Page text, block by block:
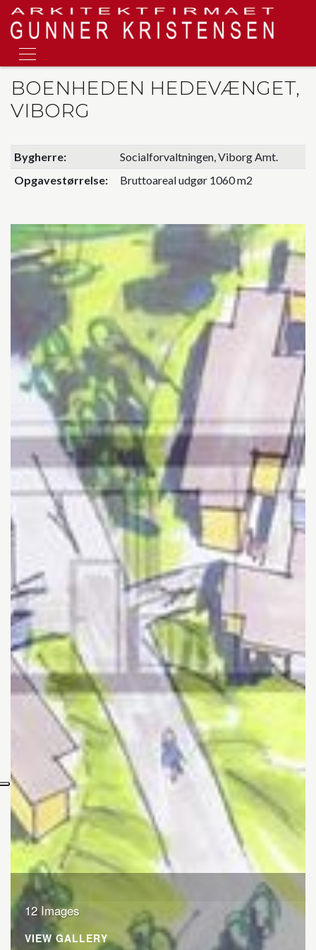
Skip
main
content
BOENHEDEN HEDEVÆNGET,
VIBORG
Bygherre
Socialforvaltningen, Viborg Amt.
Opgavestørrelse
Bruttoareal udgør 1060 m2
12 Images
VIEW GALLERY